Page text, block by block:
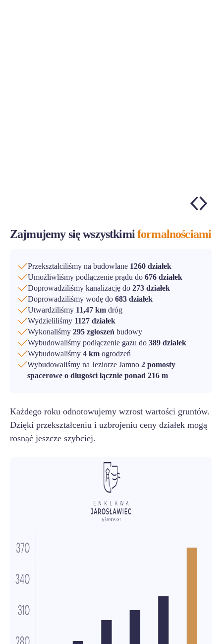
Zajmujemy się wszystkimiformalnościami
Przekształciliśmy na budowlane 1260 działek
Umożliwliśmy podłączenie prądu do 676 działek
Doprowadziliśmy kanalizację do 273 działek
Doprowadziliśmy wodę do 683 działek
Utwardziliśmy 11,47 km dróg
Wydzieliliśmy 1127 działek
Wykonaliśmy 295 zgłoszeń budowy
Wybudowaliśmy podłączenie gazu do 389 działek
Wybudowaliśmy 4 km ogrodzeń
Wybudowaliśmy na Jeziorze Jamno 2 pomosty
spacerowe o długości łącznie ponad 216 m
Każdego roku odnotowujemy wzrost wartości gruntów.
Dzięki przekształceniu i uzbrojeniu ceny działek mogą
rosnąć jeszcze szybciej.